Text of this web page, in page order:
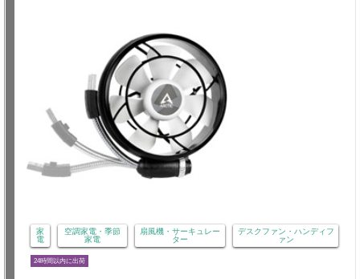
家
電
空調家電・季節
家電
扇風機・サーキュレー
ター
デスクファン・ハンディフ
ァン
24時間以内に出荷